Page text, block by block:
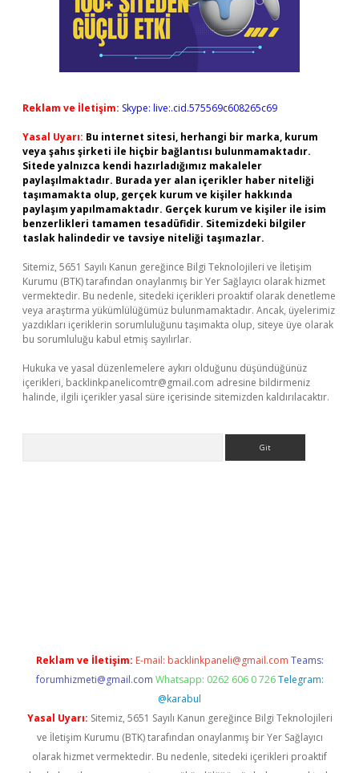
Reklam ve İletişim: Skype: live:.cid.575569c608265c69
Yasal Uyarı: Bu internet sitesi, herhangi bir marka, kurum
veya şahıs şirketi ile hiçbir bağlantısı bulunmamaktadır.
Sitede yalnızca kendi hazırladığımız makaleler
paylaşılmaktadır. Burada yer alan içerikler haber niteliği
taşımamakta olup, gerçek kurum ve kişiler hakkında
paylaşım yapılmamaktadır. Gerçek kurum ve kişiler ile isim
benzerlikleri tamamen tesadüfidir. Sitemizdeki bilgiler
taslak halindedir ve tavsiye niteliği taşımazlar.
Sitemiz, 5651 Sayılı Kanun gereğince Bilgi Teknolojileri ve İletişim
Kurumu (BTK) tarafından onaylanmış bir Yer Sağlayıcı olarak hizmet
vermektedir. Bu nedenle, sitedeki içerikleri proaktif olarak denetleme
veya araştırma yükümlülüğümüz bulunmamaktadır. Ancak, üyelerimiz
yazdıkları içeriklerin sorumluluğunu taşımakta olup, siteye üye olarak
bu sorumluluğu kabul etmiş sayılırlar.
Hukuka ve yasal düzenlemelere aykırı olduğunu düşündüğünüz
içerikleri, backlinkpanelicomtr@gmail.com adresine bildirmeniz
halinde, ilgili içerikler yasal süre içerisinde sitemizden kaldırılacaktır.
Reklam ve İletişim: E-mail: backlinkpaneli@gmail.com Teams:
forumhizmeti@gmail.com Whatsapp: 0262 606 0 726 Telegram:
@karabul
Yasal Uyarı: Sitemiz, 5651 Sayılı Kanun gereğince Bilgi Teknolojileri
ve İletişim Kurumu (BTK) tarafından onaylanmış bir Yer Sağlayıcı
olarak hizmet vermektedir. Bu nedenle, sitedeki içerikleri proaktif